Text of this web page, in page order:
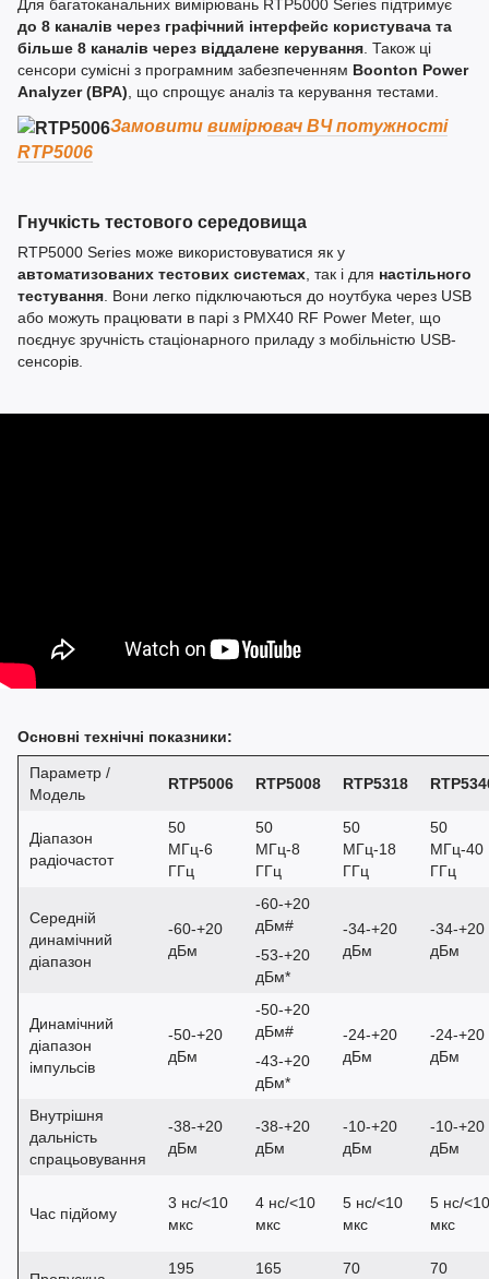
Для багатоканальних вимірювань RTP5000 Series підтримує
до 8 каналів через графічний інтерфейс користувача та
більше 8 каналів через віддалене керування. Також ці
сенсори сумісні з програмним забезпеченням Boonton Power
Analyzer (BPA), що спрощує аналіз та керування тестами.
Замовити вимірювач ВЧ потужності
RTP5006
Гнучкість тестового середовища
RTP5000 Series може використовуватися як у
автоматизованих тестових системах , так і для настільного
тестування . Вони легко підключаються до ноутбука через USB
або можуть працювати в парі з PMX40 RF Power Meter, що
поєднує зручність стаціонарного приладу з мобільністю USB-
сенсорів.
Основні технічні показники:
Параметр /
Модель
RTP5006 RTP5008 RTP5318
Діапазон
радіочастот
50
МГц-6
ГГц
50
МГц-8
ГГц
50
МГц-18
ГГц
50
МГц-40
ГГц
Середній
динамічний
діапазон
-60-+20
дБм
-60-+20
дБм#
-53-+20
дБм*
-34-+20
дБм
-34-+20
дБм
Динамічний
діапазон
імпульсів
-50-+20
дБм
-50-+20
дБм#
-43-+20
дБм*
-24-+20
дБм
-24-+20
дБм
Внутрішня
дальність
спрацьовування
-38-+20
дБм
-38-+20
дБм
-10-+20
дБм
-10-+20
дБм
Час підйому
3 нс/<10
мкс
4 нс/<10
мкс
5 нс/<10
мкс
5 нс/<10
мкс
195 165 70 70